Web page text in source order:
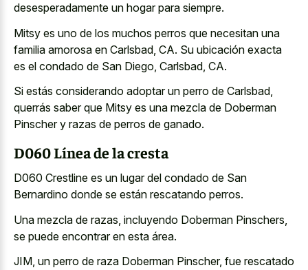
desesperadamente un hogar para siempre.
Mitsy es uno de los muchos perros que necesitan una
familia amorosa en Carlsbad, CA. Su ubicación exacta
es el condado de San Diego, Carlsbad, CA.
Si estás considerando adoptar un perro de Carlsbad,
querrás saber que Mitsy es una mezcla de Doberman
Pinscher y razas de perros de ganado.
D060 Línea de la cresta
D060 Crestline es un lugar del condado de San
Bernardino donde se están rescatando perros.
Una mezcla de razas, incluyendo Doberman Pinschers,
se puede encontrar en esta área.
JIM, un perro de raza Doberman Pinscher, fue rescatado